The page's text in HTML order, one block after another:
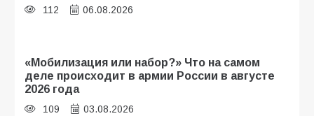
112 06.08.2026
«Мобилизация или набор?» Что на самом
деле происходит в армии России в августе
2026 года
109 03.08.2026